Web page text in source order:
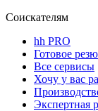
Соискателям
hh PRO
Готовое
Все сервисы
Хочу у вас
Экспертная